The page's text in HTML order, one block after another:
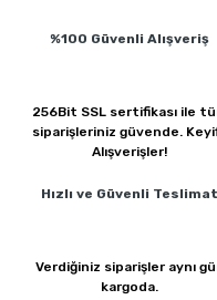
%100 Güvenli Alışveriş
256Bit SSL sertifikası ile
siparişleriniz güvende.
Alışverişler!
Hızlı ve Güvenli Teslimat
Verdiğiniz siparişler aynı
kargoda.